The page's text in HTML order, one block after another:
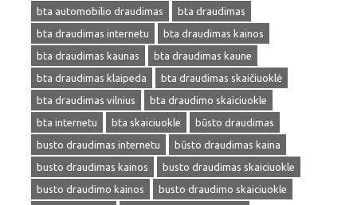
bta automobilio draudimas
bta draudimas
bta draudimas internetu
bta draudimas kainos
bta draudimas kaunas
bta draudimas kaune
bta draudimas klaipeda
bta draudimas skaičiuoklė
bta draudimas vilnius
bta draudimo skaiciuokle
bta internetu
bta skaiciuokle
būsto draudimas
busto draudimas internetu
būsto draudimas kaina
busto draudimas kainos
busto draudimas skaiciuokle
busto draudimo kainos
busto draudimo skaiciuokle